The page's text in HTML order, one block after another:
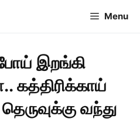
Menu
இறங்கி
கத்திரிக்காய்
வந்து